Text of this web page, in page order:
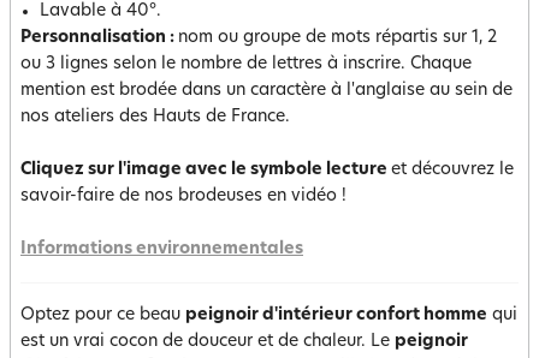
Lavable à 40°.
Personnalisation : nom ou groupe de mots répartis sur 1, 2
ou 3 lignes selon le nombre de lettres à inscrire. Chaque
mention est brodée dans un caractère à l'anglaise au sein de
nos ateliers des Hauts de France.
Cliquez sur l'image avec le symbole lecture et découvrez le
savoir-faire de nos brodeuses en vidéo !
Informations environnementales
Optez pour ce beau peignoir d'intérieur confort homme qui
est un vrai cocon de douceur et de chaleur. Le peignoir